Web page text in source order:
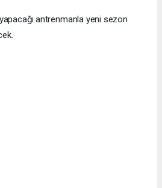
antrenmanla yeni sezon